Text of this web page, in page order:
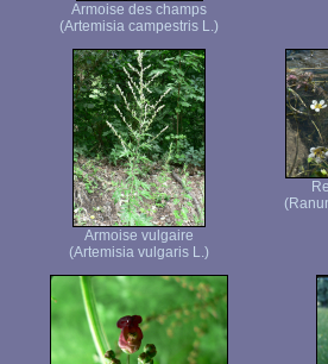
Armoise des champs
(Artemisia campestris L.)
Armoise vulgaire
(Artemisia vulgaris L.)